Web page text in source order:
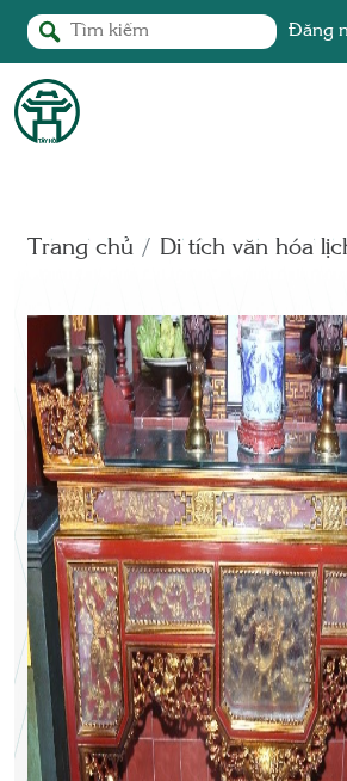
Đăng
Trang chủ Di tích văn hóa